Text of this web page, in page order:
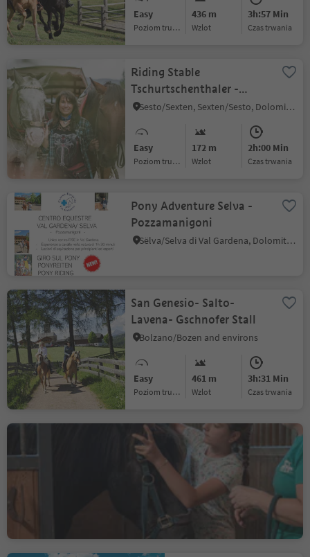
Easy
Poziom trudności
436 m
Wzlot
3h:57 Min
czas trwania
Riding Stable
Tschurtschenthaler -
Sleigh drawn by horses
Sesto/Sexten, Sexten/Sesto, Dolomites Region 3 Zinnen
Easy
Poziom trudności
172 m
Wzlot
2h:00 Min
czas trwania
Pony Adventure Selva -
Pozzamanigoni
Sëlva/Selva di Val Gardena, Dolomites Region Val Gardena
San Genesio- Salto-
Lavena- Gschnofer Stall
Bolzano/Bozen and environs
Easy
Poziom trudności
461 m
Wzlot
3h:31 Min
czas trwania
Alps Coliseum Riding
Centre Felix Baron Longo
Poziom trudności
0 m 0h:00 Min
czas trwania